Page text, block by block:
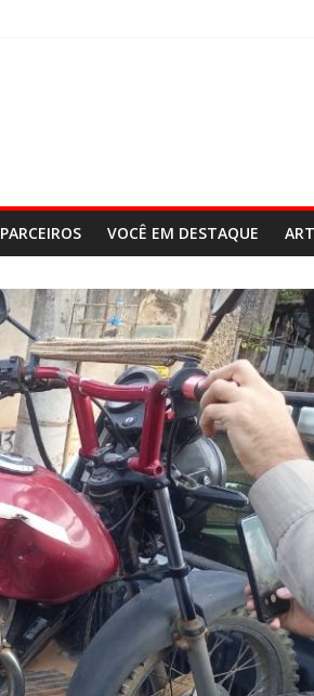
PARCEIROS VOCÊ EM DESTAQUE